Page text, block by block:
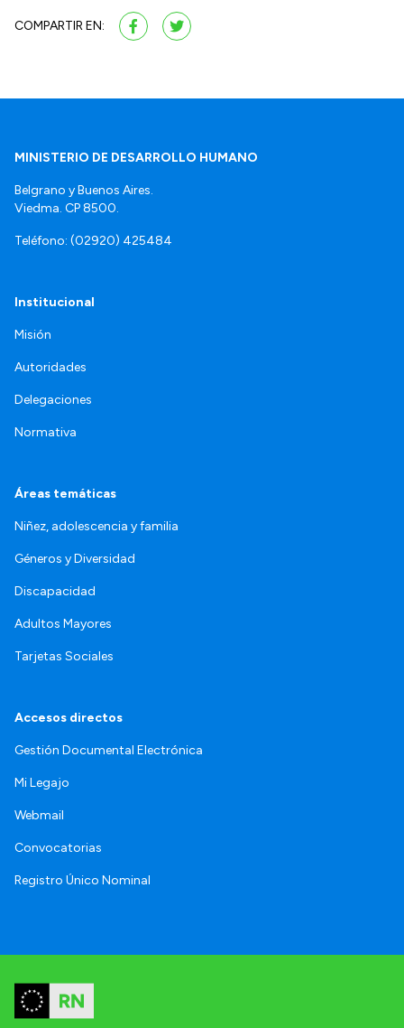
COMPARTIR EN:
MINISTERIO DE DESARROLLO HUMANO
Belgrano y Buenos Aires.
Viedma. CP 8500.
Teléfono: (02920) 425484
Institucional
Misión
Autoridades
Delegaciones
Normativa
Áreas temáticas
Niñez, adolescencia y familia
Géneros y Diversidad
Discapacidad
Adultos Mayores
Tarjetas Sociales
Accesos directos
Gestión Documental Electrónica
Mi Legajo
Webmail
Convocatorias
Registro Único Nominal